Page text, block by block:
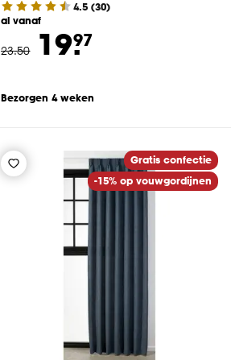
4.5 (30)
al vanaf
23.50 19.97
Bezorgen 4 weken
Gratis confectie
-15% op vouwgordijnen